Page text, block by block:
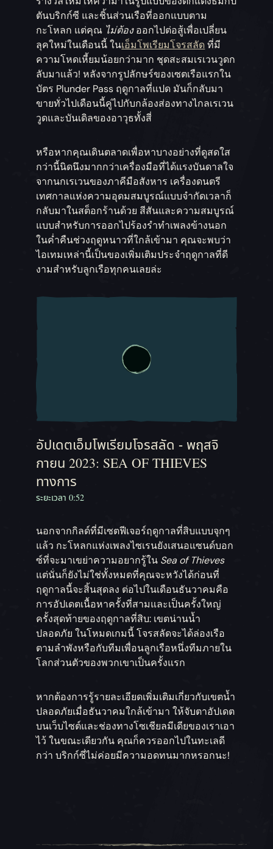
ตันบริกก์ซี และชิ้นส่วนเรือที่ออกแบบตาม
กะโหลก แต่คุณ ไม่ต้องออกไปต่อสู้เพื่อเปลี่ยน
ลุคใหม่ในเดือนนี้ ในเอ็มโพเรียมโจรสลัดที่มี
ความโหดเหี้ยมน้อยกว่ามาก ชุดสะสมเรเวนวูดก
ลับมาแล้ว! หลังจากรูปลักษร์ของเซตเรือแรกใน
บัตร Plunder Pass ฤดูกาลที่แปด มันก็กลับมา
ขายทั่วไปเดือนนี้คู่ไปกับกล้องส่องทางไกลเรเวน
วูดและบันเดิลของอาวุธทั้งสี่
หรือหากคุณเดินตลาดเพื่อหาบางอย่างที่ดูสดใส
กว่านี้นิดนึงมากกว่าเครื่องมือที่ได้แรงบันดาลใจ
จากนกเรเวนของภาคีมือสังหาร เครื่องดนตรี
เทศกาลแห่งความอุดมสมบูรณ์แบบจำกัดเวลาก็
กลับมาในสต็อกร้านด้วย สีสันและความสมบูรณ์
แบบสำหรับการออกไปร้องรำทำเพลงข้างนอก
ในค่ำคืนช่วงฤดูหนาวที่ใกล้เข้ามา คุณจะพบว่า
ไอเทมเหล่านี้เป็นของเพิ่มเติมประจำฤดูกาลที่ดี
งามสำหรับลูกเรือทุกคนเลยล่ะ
อัปเดตเอ็มโพเรียมโจรสลัด - พฤสจิ
กายน 2023: SEA OF THIEVES
ทางการ
ระยะเวลา 0:52
นอกจากกิลด์ที่มีเซตฟีเจอร์ฤดูกาลที่สิบแบบจุกๆ
แล้ว กะโหลกแห่งเพลงไซเรนยังเสนอแซนด์บอก
ซ์ที่จะมาเขย่าความอยากรู้ใน Sea of Thieves
แต่นั่นก็ยังไม่ใช่ทั้งหมดที่คุณจะหวังได้ก่อนที่
ฤดูกาลนี้จะสิ้นสุดลง ต่อไปในเดือนธันวาคมคือ
การอัปเดตเนื้อหาครั้งที่สามและเป็นครั้งใหญ่
ครั้งสุดท้ายของฤดูกาลที่สิบ: เขตน่านน้ำ
ปลอดภัย ในโหมดเกมนี้ โจรสลัดจะได้ล่องเรือ
ตามลำพังหรือกับทีมเพื่อนลูกเรือหนึ่งทีมภายใน
โลกส่วนตัวของพวกเขาเป็นครั้งแรก
หากต้องการรู้รายละเอียดเพิ่มเติมเกี่ยวกับเขตน้ำ
ปลอดภัยเมื่อธันวาคมใกล้เข้ามา ให้จับตาอัปเดต
บนเว็บไซต์และช่องทางโซเชียลมีเดียของเราเอา
ไว้ ในขณะเดียวกัน คุณก็ควรออกไปในทะเลดี
กว่า บริกก์ซี่ไม่ค่อยมีความอดทนมากหรอกนะ!